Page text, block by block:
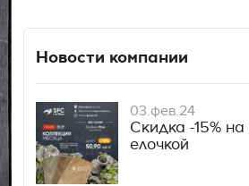
Новости компании
03.фев.24
Скидка -15%
елочкой